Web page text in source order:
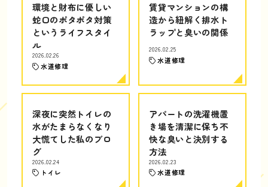
環境と財布に優しい
蛇口のポタポタ対策
というライフスタイ
ル
2026.02.26
水道修理
賃貸マンションの構
造から紐解く排水ト
ラップと臭いの関係
2026.02.25
水道修理
深夜に突然トイレの
水がたまらなくなり
大慌てした私のブロ
グ
2026.02.24
トイレ
アパートの洗濯機置
き場を清潔に保ち不
快な臭いと決別する
方法
2026.02.23
水道修理